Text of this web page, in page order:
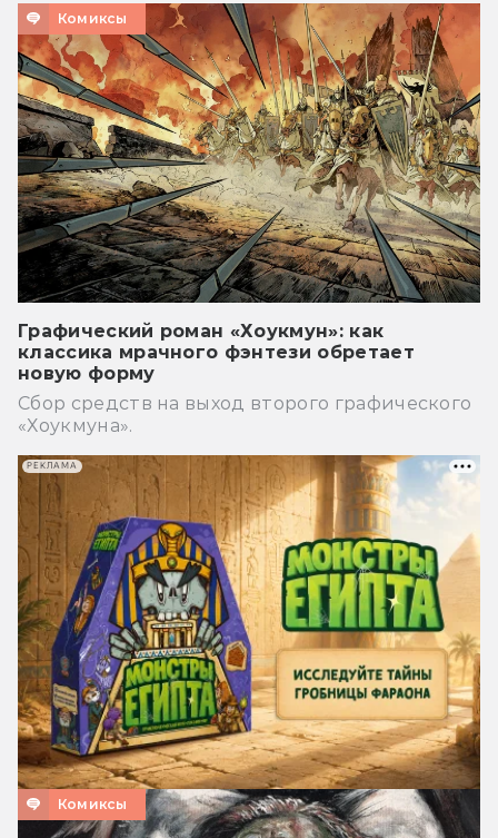
Комиксы
Графический роман «Хоукмун»: как
классика мрачного фэнтези обретает
новую форму
Сбор средств на выход второго графического
«Хоукмуна».
Комиксы
РЕКЛАМА